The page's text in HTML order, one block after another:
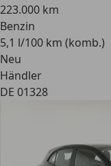
223.000 km
Benzin
5,1 l/100 km (komb.)
Neu
Händler
DE 01328